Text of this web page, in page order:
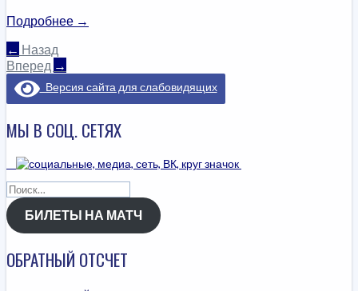
Подробнее «Отпуск
работа»
→
ЗАПИСИ
НАВИГАЦИЯ
← Назад
Вперед →
Версия сайта для слабовидящих
МЫ В СОЦ. СЕТЯХ
Найти:
БИЛЕТЫ НА МАТЧ
ОБРАТНЫЙ ОТСЧЕТ